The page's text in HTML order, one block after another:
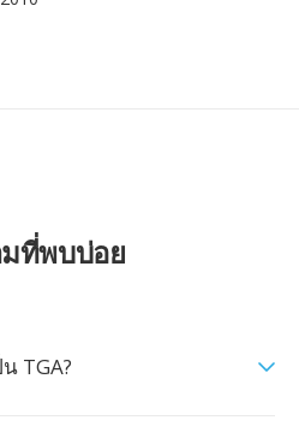
ที่พบบ่อย
TGA?